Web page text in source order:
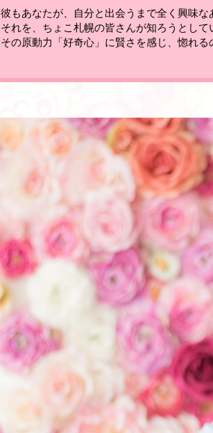
彼もあなたが、自分と出会うまで全く興味な
それを、ちょこ札幌の皆さんが知ろうとして
その原動力「好奇心」に賢さを感じ、惚れる